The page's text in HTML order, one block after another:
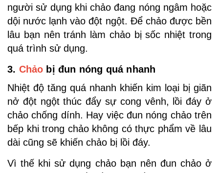
người sử dụng khi chảo đang nóng ngâm hoặc
dội nước lạnh vào đột ngột. Để chảo được bền
lâu bạn nên tránh làm chảo bị sốc nhiệt trong
quá trình sử dụng.
3. Chảo bị đun nóng quá nhanh
Nhiệt độ tăng quá nhanh khiến kim loại bị giãn
nở đột ngột thúc đẩy sự cong vênh, lồi đáy ở
chảo chống dính. Hay việc đun nóng chảo trên
bếp khi trong chảo không có thực phẩm về lâu
dài cũng sẽ khiến chảo bị lồi đáy.
Vì thế khi sử dụng chảo bạn nên đun chảo ở